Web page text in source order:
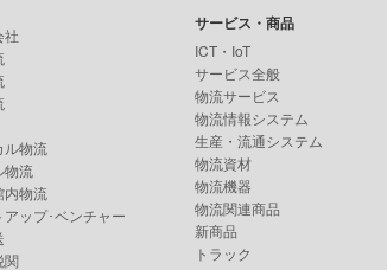
社
ル物流
物流
内物流
アップ･ベンチャー
関
サービス・商品
ICT・IoT
サービス全般
物流サービス
物流情報システム
生産・流通システム
物流資材
物流機器
物流関連商品
新商品
トラック